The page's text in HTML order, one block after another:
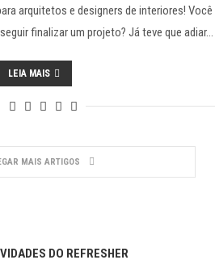
arquitetos e designers de interiores! Você
finalizar um projeto? Já teve que adiar…
LEIA MAIS
MAIS ARTIGOS
DO REFRESHER